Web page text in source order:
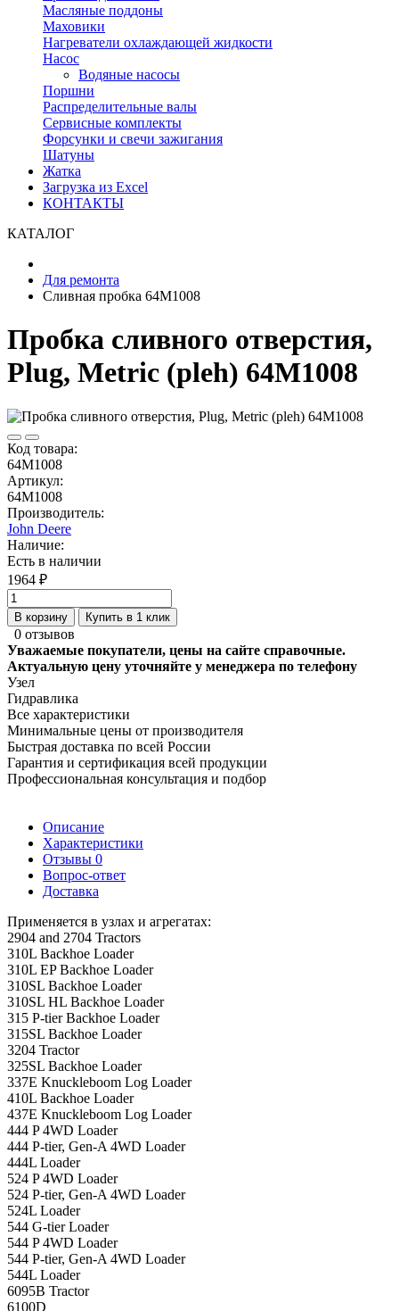
Масляные поддоны
Маховики
Нагреватели охлаждающей жидкости
Насос
Водяные насосы
Поршни
Распределительные валы
Сервисные комплекты
Форсунки и свечи зажигания
Шатуны
Жатка
Загрузка из Excel
КОНТАКТЫ
КАТАЛОГ
Для ремонта
Сливная пробка 64M1008
Пробка сливного отверстия,
Plug, Metric (pleh) 64M1008
Код товара:
64M1008
Артикул:
64M1008
Производитель:
John Deere
Наличие:
Есть в наличии
1964 ₽
В корзину Купить в 1 клик
0 отзывов
Уважаемые покупатели, цены на сайте справочные.
Актуальную цену уточняйте у менеджера по телефону
Узел
Гидравлика
Все характеристики
Минимальные цены от производителя
Быстрая доставка по всей России
Гарантия и сертификация всей продукции
Профессиональная консультация и подбор
Описание
Характеристики
Отзывы 0
Вопрос-ответ
Доставка
Применяется в узлах и агрегатах:
2904 and 2704 Tractors
310L Backhoe Loader
310L EP Backhoe Loader
310SL Backhoe Loader
310SL HL Backhoe Loader
315 P-tier Backhoe Loader
315SL Backhoe Loader
3204 Tractor
325SL Backhoe Loader
337E Knuckleboom Log Loader
410L Backhoe Loader
437E Knuckleboom Log Loader
444 P 4WD Loader
444 P-tier, Gen-A 4WD Loader
444L Loader
524 P 4WD Loader
524 P-tier, Gen-A 4WD Loader
524L Loader
544 G-tier Loader
544 P 4WD Loader
544 P-tier, Gen-A 4WD Loader
544L Loader
6095B Tractor
6100D